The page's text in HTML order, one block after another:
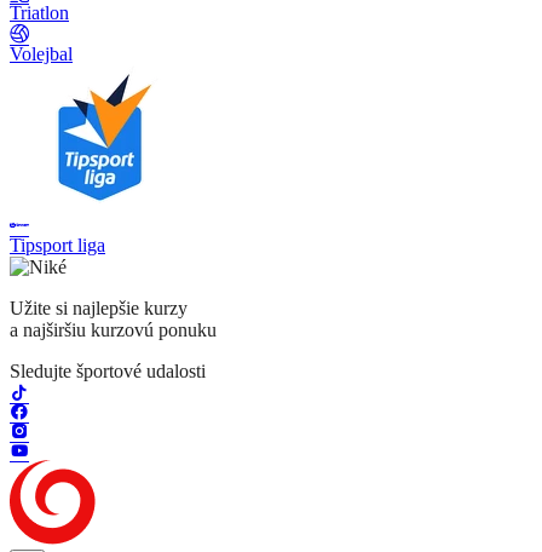
Triatlon
Volejbal
Tipsport liga
Užite si najlepšie kurzy
a najširšiu kurzovú ponuku
Sledujte športové udalosti